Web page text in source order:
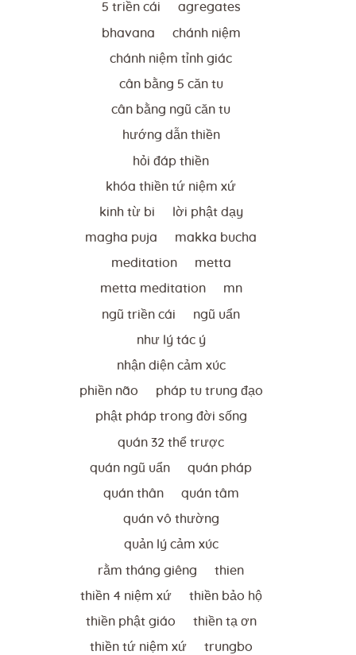
5 triền cái agregates
bhavana chánh niệm
chánh niệm tỉnh giác
cân bằng 5 căn tu
cân bằng ngũ căn tu
hướng dẫn thiền
hỏi đáp thiền
khóa thiền tứ niệm xứ
kinh từ bi lời phật dạy
magha puja makka bucha
meditation metta
metta meditation mn
ngũ triền cái ngũ uẩn
như lý tác ý
nhận diện cảm xúc
phiền não pháp tu trung đạo
phật pháp trong đời sống
quán 32 thể trược
quán ngũ uẩn quán pháp
quán thân quán tâm
quán vô thường
quản lý cảm xúc
rằm tháng giêng thien
thiền 4 niệm xứ thiền bảo hộ
thiền phật giáo thiền tạ ơn
thiền tứ niệm xứ trungbo